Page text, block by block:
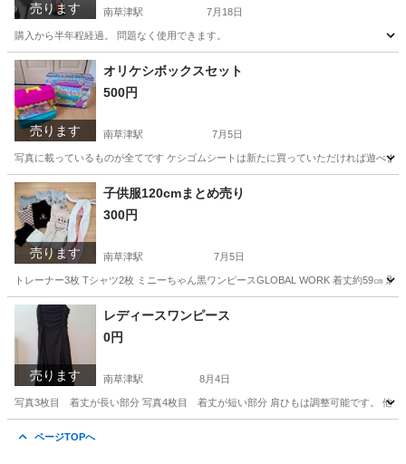
売ります 南草津駅 7月18日
購入から半年程経過。 問題なく使用できます。
滋賀 草津市 南草津駅 その他
売ります
オリケシボックスセット
500円
南草津駅 7月5日
写真に載っているものが全てです ケシゴムシートは新たに買っていただければ遊べ
滋賀 草津市 南草津駅 おもちゃ シート
売ります
子供服120cmまとめ売り
300円
南草津駅 7月5日
トレーナー3枚 Tシャツ2枚 ミニーちゃん黒ワンピースGLOBAL WORK 着丈約59㎝
滋賀 草津市 南草津駅 キッズ用品
売ります
レディースワンピース
0円
南草津駅 8月4日
写真3枚目 着丈が長い部分 写真4枚目 着丈が短い部分 肩ひもは調整可能です。 他に
ページTOPへ